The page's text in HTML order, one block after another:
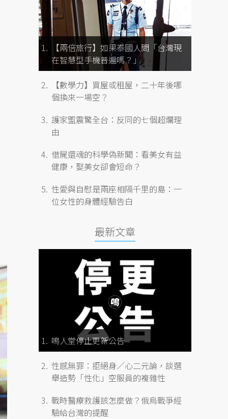
【兩倍旅行】如果泰國人問「台灣現
在智慧型手機普遍嗎？」
【數學力】買屋或租屋，二十年後哪
個換來一場空？
護家盟震驚全台：反同的七個超爛理
由
借屍還魂的科學偽新聞：看美女有益
健康，娶美女卻會短命？
性愛與自慰是兩座相隔千里的島：一
位女性的身體經驗告白
最新文章
鳴人堂停止更新公告
性感無罪：拒絕身／心二元論，談選
舉造勢「性化」空服員的複雜性
戰時醫療救護該怎麼做？俄烏戰爭經
驗給台灣的提醒